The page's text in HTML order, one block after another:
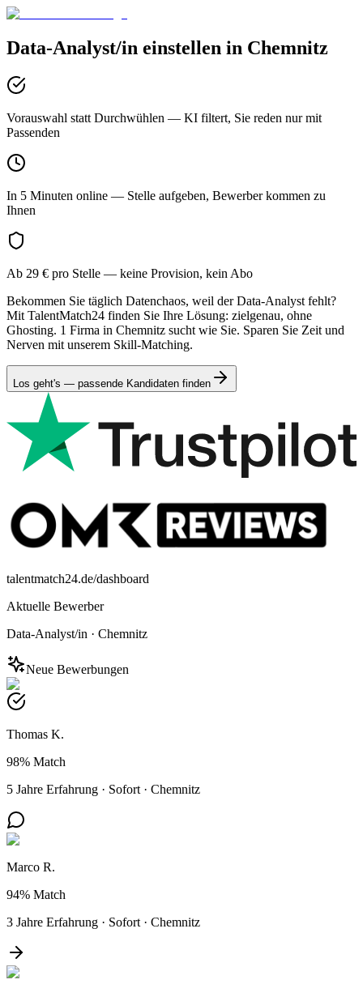
Data-Analyst/in einstellen in Chemnitz
Vorauswahl statt Durchwühlen — KI filtert, Sie reden nur mit
Passenden
In 5 Minuten online — Stelle aufgeben, Bewerber kommen zu
Ihnen
Ab 29 € pro Stelle — keine Provision, kein Abo
Bekommen Sie täglich Datenchaos, weil der Data-Analyst fehlt?
Mit TalentMatch24 finden Sie Ihre Lösung: zielgenau, ohne
Ghosting. 1 Firma in Chemnitz sucht wie Sie. Sparen Sie Zeit und
Nerven mit unserem Skill-Matching.
Los geht's — passende Kandidaten finden
talentmatch24.de/dashboard
Aktuelle Bewerber
Data-Analyst/in · Chemnitz
Neue Bewerbungen
Thomas K.
98% Match
5 Jahre Erfahrung · Sofort · Chemnitz
Marco R.
94% Match
3 Jahre Erfahrung · Sofort · Chemnitz